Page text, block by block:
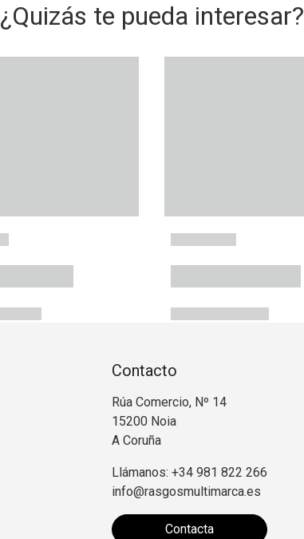
¿Quizás te pueda interesar?
Contacto
Rúa Comercio, Nº 14
15200 Noia
A Coruña
Llámanos: +34 981 822 266
info@rasgosmultimarca.es
Contacta